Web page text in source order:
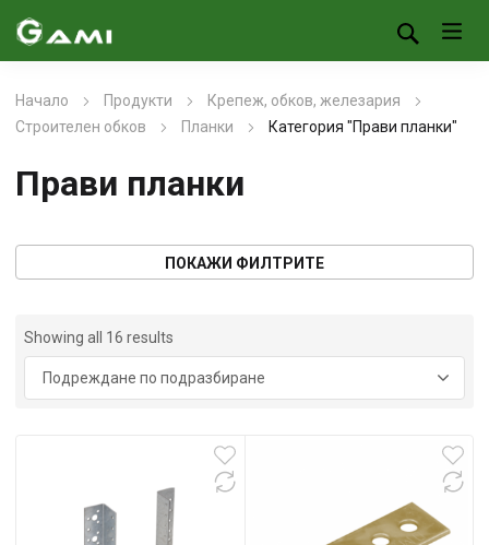
Начало Продукти
Крепеж, обков, железария
Строителен обков
Планки Категория "Прави планки"
Прави планки
ПОКАЖИ ФИЛТРИТЕ
Showing all 16 results